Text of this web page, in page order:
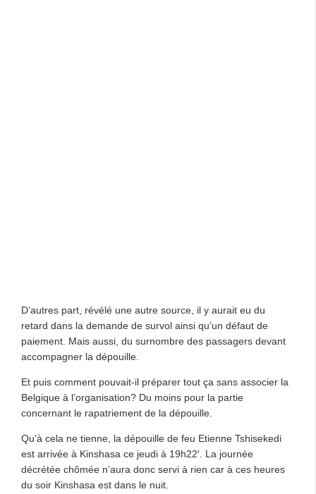
D’autres part, révélé une autre source, il y aurait eu du
retard dans la demande de survol ainsi qu’un défaut de
paiement. Mais aussi, du surnombre des passagers devant
accompagner la dépouille.
Et puis comment pouvait-il préparer tout ça sans associer la
Belgique à l’organisation? Du moins pour la partie
concernant le rapatriement de la dépouille.
Qu’à cela ne tienne, la dépouille de feu Etienne Tshisekedi
est arrivée à Kinshasa ce jeudi à 19h22′. La journée
décrétée chômée n’aura donc servi à rien car à ces heures
du soir Kinshasa est dans le nuit.